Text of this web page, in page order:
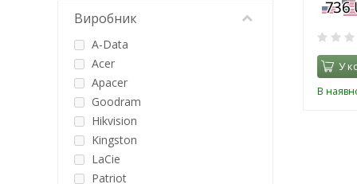
У
В
Виробник
A-Data
Acer
Apacer
Goodram
Hikvision
Kingston
LaCie
Patriot